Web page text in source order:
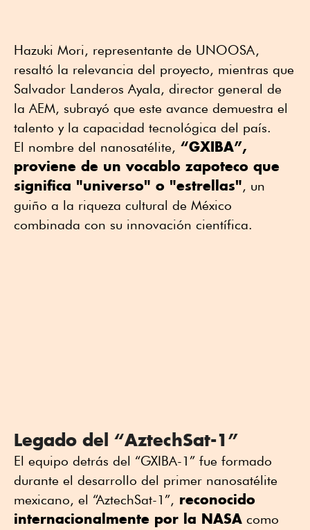
Hazuki Mori, representante de UNOOSA,
resaltó la relevancia del proyecto, mientras que
Salvador Landeros Ayala, director general de
la AEM, subrayó que este avance demuestra el
talento y la capacidad tecnológica del país.
El nombre del nanosatélite, “GXIBA”,
proviene de un vocablo zapoteco que
significa "universo" o "estrellas", un
guiño a la riqueza cultural de México
combinada con su innovación científica.
Legado del “AztechSat-1”
El equipo detrás del “GXIBA-1” fue formado
durante el desarrollo del primer nanosatélite
mexicano, el “AztechSat-1”, reconocido
internacionalmente por la NASA como